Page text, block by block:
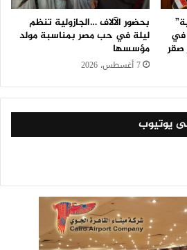
في
صقر
بحضور الآلاف …الجازولية تنظم
ليلة في حب مصر بمناسبة مولد
مؤسسها
7 أغسطس، 2026
يوتيوب